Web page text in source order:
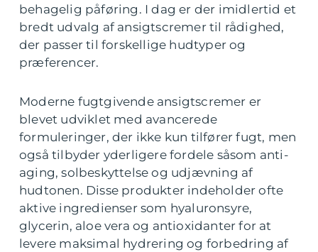
behagelig påføring. I dag er der imidlertid et
bredt udvalg af ansigtscremer til rådighed,
der passer til forskellige hudtyper og
præferencer.
Moderne fugtgivende ansigtscremer er
blevet udviklet med avancerede
formuleringer, der ikke kun tilfører fugt, men
også tilbyder yderligere fordele såsom anti-
aging, solbeskyttelse og udjævning af
hudtonen. Disse produkter indeholder ofte
aktive ingredienser som hyaluronsyre,
glycerin, aloe vera og antioxidanter for at
levere maksimal hydrering og forbedring af